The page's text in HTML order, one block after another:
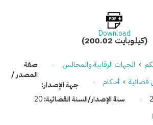
Download
(200.02 كيلوبايت)
› الجهات الرقابية والمجالس
قضائية › أحكام
سنة الإصدار/السنة القضائية:20
صفة
المصدر /
جهة الإصدار: